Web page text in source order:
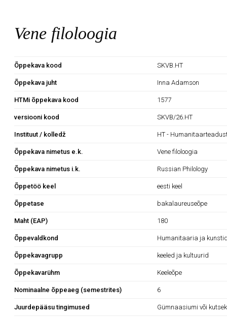
Vene filoloogia
Õppekava kood SKVB.HT
Õppekava juht Inna Adamson
HTMi õppekava kood 1577
versiooni kood SKVB/26.HT
Instituut / kolledž HT -
Õppekava nimetus e.k. Vene filoloogia
Õppekava nimetus i.k. Russian Philology
Õppetöö keel eesti keel
Õppetase bakalaureuseõpe
Maht (EAP) 180
Õppevaldkond Humanitaaria ja
Õppekavagrupp keeled ja kultuurid
Õppekavarühm Keeleõpe
Nominaalne õppeaeg (semestrites) 6
Juurdepääsu tingimused Gümnaasiumi või